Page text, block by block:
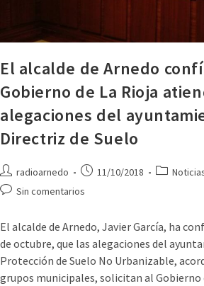
El alcalde de Arnedo
Gobierno de La Rioja
alegaciones del
Directriz de Suelo
radioarnedo 11/10/2018
Sin comentarios
El alcalde de Arnedo, Javier García, ha
de octubre, que las alegaciones del
Protección de Suelo No Urbanizable,
grupos municipales, solicitan al Gobierno